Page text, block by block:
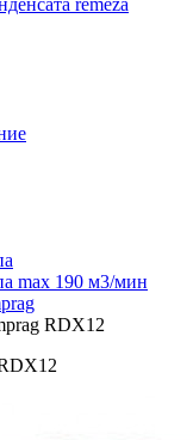
remeza
max 190 м3/мин
RDX12